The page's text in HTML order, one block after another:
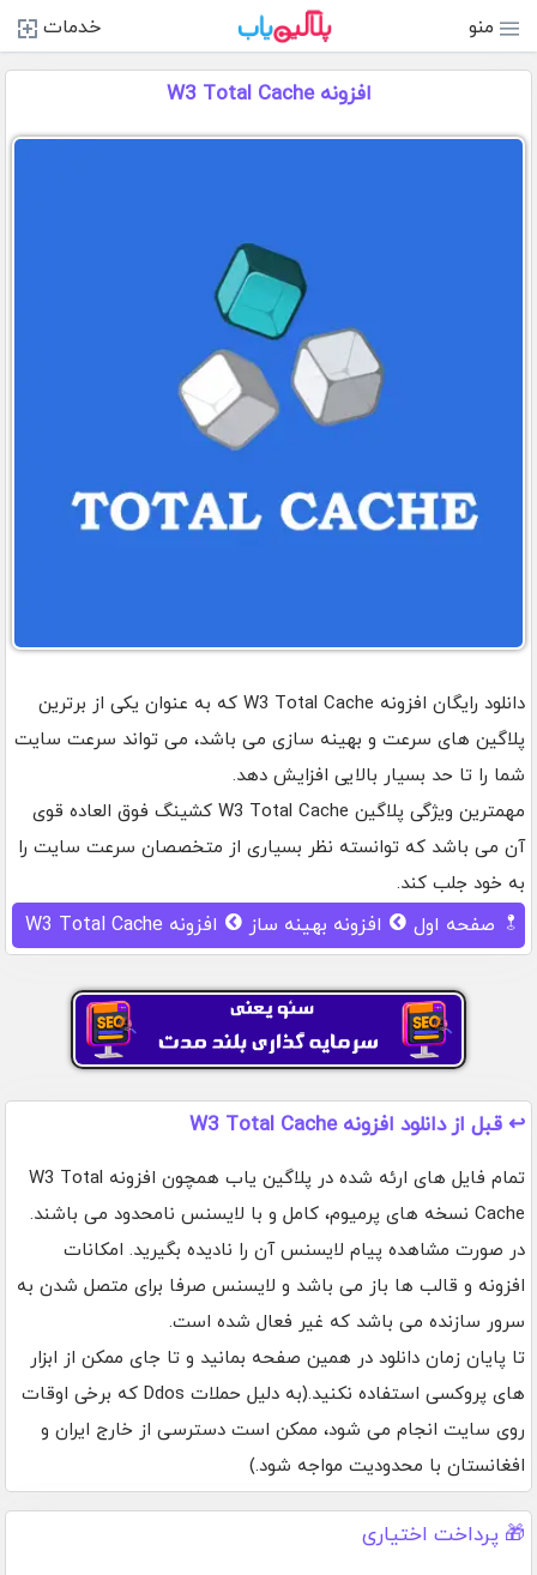
منو خدمات
افزونه W3 Total Cache
دانلود رایگان افزونه W3 Total Cache که به عنوان یکی از برترین
پلاگین های سرعت و بهینه سازی می باشد، می تواند سرعت سایت
شما را تا حد بسیار بالایی افزایش دهد.
مهمترین ویژگی پلاگین W3 Total Cache کشینگ فوق العاده قوی
آن می باشد که توانسته نظر بسیاری از متخصصان سرعت سایت را
به خود جلب کند.
صفحه اول افزونه بهینه ساز افزونه W3 Total Cache
↩️ قبل از دانلود افزونه W3 Total Cache
تمام فایل های ارئه شده در پلاگین یاب همچون افزونه W3 Total
Cache نسخه های پرمیوم، کامل و با لایسنس نامحدود می باشند.
در صورت مشاهده پیام لایسنس آن را نادیده بگیرید. امکانات
افزونه و قالب ها باز می باشد و لایسنس صرفا برای متصل شدن به
سرور سازنده می باشد که غیر فعال شده است.
تا پایان زمان دانلود در همین صفحه بمانید و تا جای ممکن از ابزار
های پروکسی استفاده نکنید.(به دلیل حملات Ddos که برخی اوقات
روی سایت انجام می شود، ممکن است دسترسی از خارج ایران و
افغانستان با محدودیت مواجه شود.)
🎁 پرداخت اختیاری